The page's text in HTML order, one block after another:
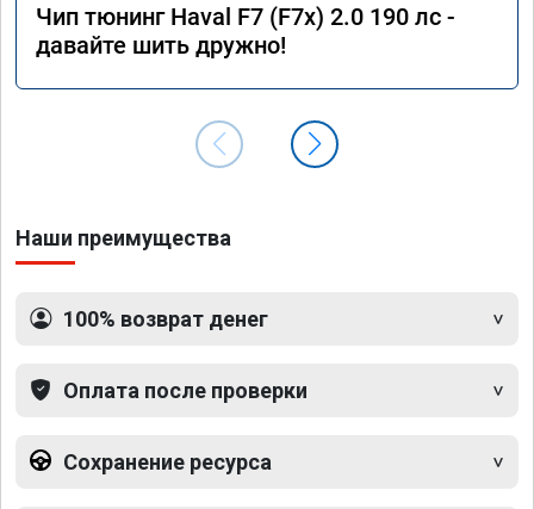
Чип тюнинг Haval F7 (F7x) 2.0 190 лс -
давайте шить дружно!
Наши преимущества
100% возврат денег
Оплата после проверки
Сохранение ресурса